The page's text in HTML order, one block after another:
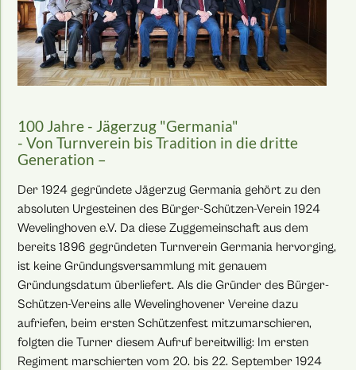
100 Jahre - Jägerzug "Germania"
- Von Turnverein bis Tradition in die dritte
Generation –
Der 1924 gegründete Jägerzug Germania gehört zu den
absoluten Urgesteinen des Bürger-Schützen-Verein 1924
Wevelinghoven e.V. Da diese Zuggemeinschaft aus dem
bereits 1896 gegründeten Turnverein Germania hervorging,
ist keine Gründungsversammlung mit genauem
Gründungsdatum überliefert. Als die Gründer des Bürger-
Schützen-Vereins alle Wevelinghovener Vereine dazu
aufriefen, beim ersten Schützenfest mitzumarschieren,
folgten die Turner diesem Aufruf bereitwillig: Im ersten
Regiment marschierten vom 20. bis 22. September 1924